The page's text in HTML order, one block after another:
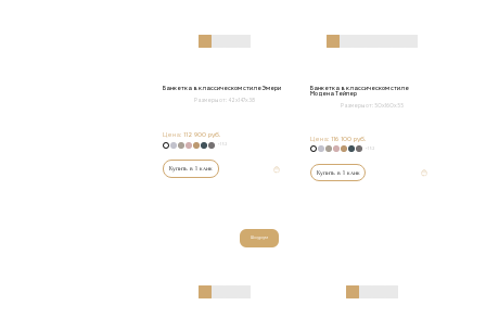
Банкетка в классическом стиле Эмери
Размеры от: 42х147х38
Цена: 112 900 руб.
+152
Купить в 1 клик
Банкетка в классическом стиле
Модена Тейпер
Размеры от: 50х160х55
Цена:116 100 руб.
+152
Купить в 1 клик
Шоурум